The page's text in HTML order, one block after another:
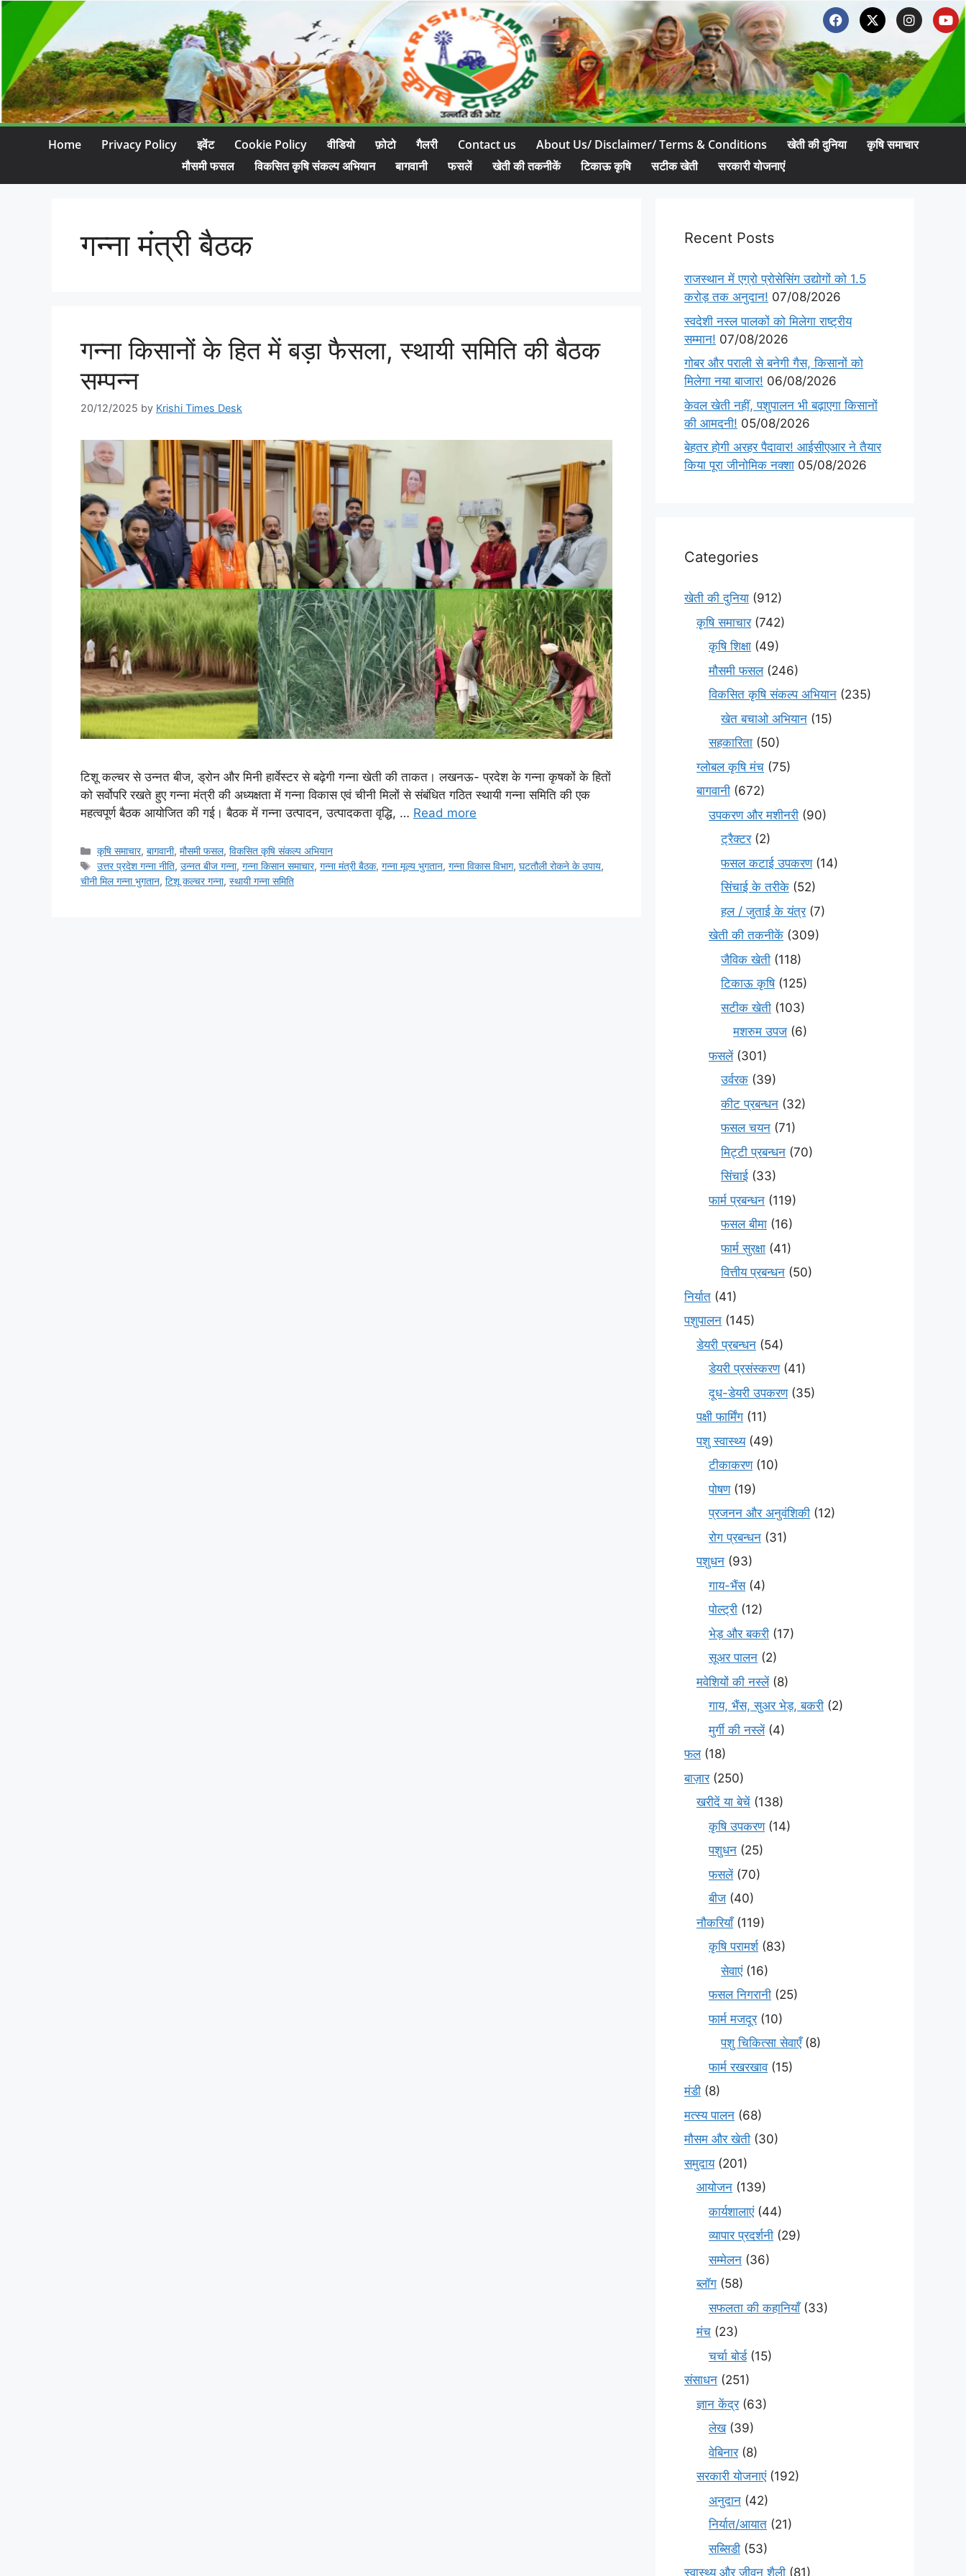
Home Privacy Policy इवेंट Cookie Policy वीडियो फ़ोटो गैलरी Contact us About Us/ Disclaimer/ Terms & Conditions खेती की दुनिया
कृषि समाचार
मौसमी फसल
विकसित कृषि संकल्प अभियान बागवानी फसलें खेती की तकनीकें टिकाऊ कृषि सटीक खेती सरकारी योजनाएं
गन्ना मंत्री बैठक
गन्ना किसानों के हित में बड़ा फैसला, स्थायी समिति की बैठक
सम्पन्न
20/12/2025 by Krishi Times Desk
टिशू कल्चर से उन्नत बीज, ड्रोन और मिनी हार्वेस्टर से बढ़ेगी गन्ना खेती की ताकत। लखनऊ- प्रदेश के गन्ना कृषकों के हितों
को सर्वोपरि रखते हुए गन्ना मंत्री की अध्यक्षता में गन्ना विकास एवं चीनी मिलों से संबंधित गठित स्थायी गन्ना समिति की एक
महत्वपूर्ण बैठक आयोजित की गई। बैठक में गन्ना उत्पादन, उत्पादकता वृद्धि, … Read more
कृषि समाचार,बागवानी,मौसमी फसल,विकसित कृषि संकल्प अभियान
उत्तर प्रदेश गन्ना नीति,उन्नत बीज गन्ना,गन्ना किसान समाचार,गन्ना मंत्री बैठक,गन्ना मूल्य भुगतान,गन्ना विकास विभाग,घटतौली रोकने के उपाय,
चीनी मिल गन्ना भुगतान, टिशू कल्चर गन्ना, स्थायी गन्ना समिति
Recent Posts
राजस्थान में एग्रो प्रोसेसिंग उद्योगों को 1.5
करोड़ तक अनुदान! 07/08/2026
स्वदेशी नस्ल पालकों को मिलेगा राष्ट्रीय
सम्मान! 07/08/2026
गोबर और पराली से बनेगी गैस, किसानों को
मिलेगा नया बाजार! 06/08/2026
केवल खेती नहीं, पशुपालन भी बढ़ाएगा किसानों
की आमदनी! 05/08/2026
बेहतर होगी अरहर पैदावार! आईसीएआर ने तैयार
किया पूरा जीनोमिक नक्शा 05/08/2026
Categories
खेती की दुनिया (912)
कृषि समाचार(742)
कृषि शिक्षा (49)
मौसमी फसल(246)
विकसित कृषि संकल्प अभियान (235)
खेत बचाओ अभियान (15)
सहकारिता (50)
ग्लोबल कृषि मंच (75)
बागवानी (672)
उपकरण और मशीनरी (90)
ट्रैक्टर(2)
फसल कटाई उपकरण(14)
सिंचाई के तरीके (52)
हल / जुताई के यंत्र(7)
खेती की तकनीकें (309)
जैविक खेती (118)
टिकाऊ कृषि(125)
सटीक खेती (103)
मशरुम उपज (6)
फसलें(301)
उर्वरक (39)
कीट प्रबन्धन (32)
फसल चयन (71)
मि‌ट्टी प्रबन्धन (70)
सिंचाई (33)
फार्म प्रबन्धन (119)
फसल बीमा (16)
फार्म सुरक्षा (41)
वित्तीय प्रबन्धन (50)
निर्यात (41)
पशुपालन (145)
डेयरी प्रबन्धन (54)
डेयरी प्रसंस्करण(41)
दूध-डेयरी उपकरण(35)
पक्षी फार्मिंग (11)
पशु स्वास्थ्य(49)
टीकाकरण(10)
पोषण(19)
प्रजनन और अनुवंशिकी (12)
रोग प्रबन्धन (31)
पशुधन (93)
गाय-भैंस(4)
पोल्ट्री (12)
भेड़ और बकरी (17)
सूअर पालन (2)
मवेशियों की नस्लें(8)
गाय, भैंस, सुअर भेड़, बकरी (2)
मुर्गी की नस्लें(4)
फल(18)
बाज़ार(250)
खरीदें या बेचें (138)
कृषि उपकरण(14)
पशुधन (25)
फसलें(70)
बीज (40)
नौकरियाँ(119)
कृषि परामर्श(83)
सेवाएं(16)
फसल निगरानी (25)
फार्म मजदूर(10)
पशु चिकित्सा सेवाएँ(8)
फार्म रखरखाव(15)
मंडी (8)
मत्स्य पालन (68)
मौसम और खेती (30)
समुदाय(201)
आयोजन (139)
कार्यशालाएं(44)
व्यापार प्रदर्शनी (29)
सम्मेलन (36)
ब्लॉग (58)
सफलता की कहानियाँ(33)
मंच (23)
चर्चा बोर्ड(15)
संसाधन (251)
ज्ञान केंद्र(63)
लेख(39)
वेबिनार(8)
सरकारी योजनाएं(192)
अनुदान (42)
निर्यात/आयात (21)
सब्सिडी (53)
स्वास्थ्य और जीवन शैली (81)